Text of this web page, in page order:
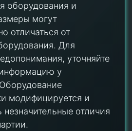
оборудования и
могут
отличаться от
Для
уточняйте
у
модифицируется и
отличия